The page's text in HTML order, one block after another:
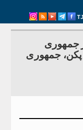
TJ
جمهوری
پکن، جمهوری